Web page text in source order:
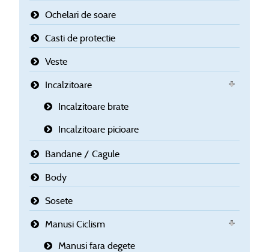
Ochelari de soare
Casti de protectie
Veste
Incalzitoare
Incalzitoare brate
Incalzitoare picioare
Bandane / Cagule
Body
Sosete
Manusi Ciclism
Manusi fara degete